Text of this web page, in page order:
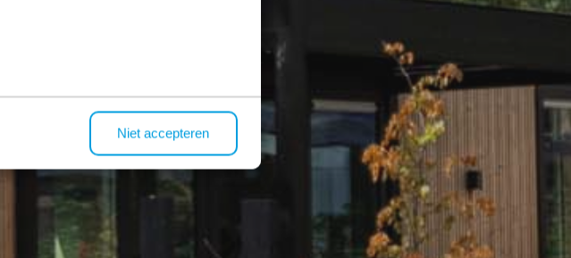
Niet accepteren